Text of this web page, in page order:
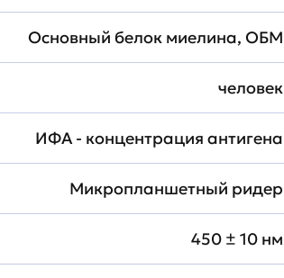
Основный белок миелина, ОБМ
человек
ИФА - концентрация антигена
Микропланшетный ридер
450 ± 10 нм